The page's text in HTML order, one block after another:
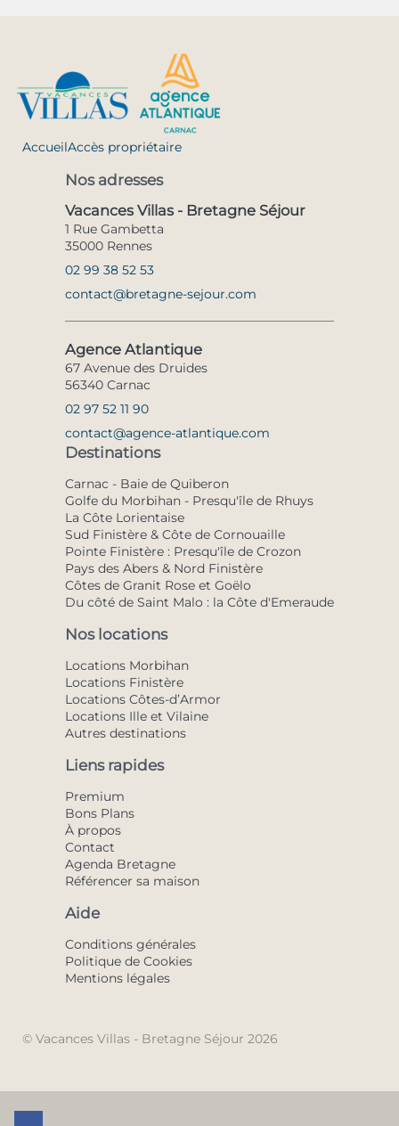
AccueilAccès propriétaire
Nos adresses
Vacances Villas - Bretagne Séjour
1 Rue Gambetta
35000 Rennes
02 99 38 52 53
contact@bretagne-sejour.com
Agence Atlantique
67 Avenue des Druides
56340 Carnac
02 97 52 11 90
contact@agence-atlantique.com
Destinations
Carnac - Baie de Quiberon
Golfe du Morbihan - Presqu'île de Rhuys
La Côte Lorientaise
Sud Finistère & Côte de Cornouaille
Pointe Finistère : Presqu'île de Crozon
Pays des Abers & Nord Finistère
Côtes de Granit Rose et Goëlo
Du côté de Saint Malo : la Côte d'Emeraude
Nos locations
Locations Morbihan
Locations Finistère
Locations Côtes-d’Armor
Locations Ille et Vilaine
Autres destinations
Liens rapides
Premium
Bons Plans
À propos
Contact
Agenda Bretagne
Référencer sa maison
Aide
Conditions générales
Politique de Cookies
Mentions légales
© Vacances Villas - Bretagne Séjour 2026